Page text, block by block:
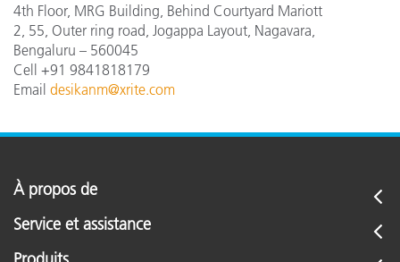
4th Floor, MRG Building, Behind Courtyard Mariott
2, 55, Outer ring road, Jogappa Layout, Nagavara,
Bengaluru – 560045
Cell +91 9841818179
Email desikanm@xrite.com
À propos de
Service et assistance